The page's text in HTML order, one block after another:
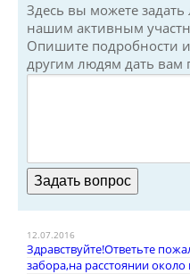
Здесь вы можете
нашим активным
Опишите подробности
другим людям дать вам
12.07.2016
Здравствуйте!Ответьте
забора,на расстоянии